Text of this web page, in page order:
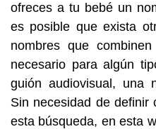
ofreces a tu bebé un
es posible que exista
nombres que
necesario para algún
guión audiovisual, una
Sin necesidad de definir
esta búsqueda, en esta